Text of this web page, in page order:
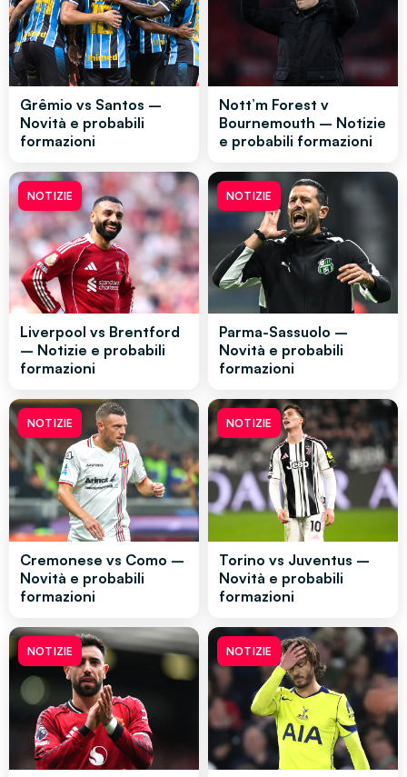
Grêmio vs Santos –
Novità e probabili
formazioni
Nott’m Forest v
Bournemouth – Notizie
e probabili formazioni
NOTIZIE
Liverpool vs Brentford
– Notizie e probabili
formazioni
NOTIZIE
Parma-Sassuolo –
Novità e probabili
formazioni
NOTIZIE
Cremonese vs Como –
Novità e probabili
formazioni
NOTIZIE
Torino vs Juventus –
Novità e probabili
formazioni
NOTIZIE NOTIZIE